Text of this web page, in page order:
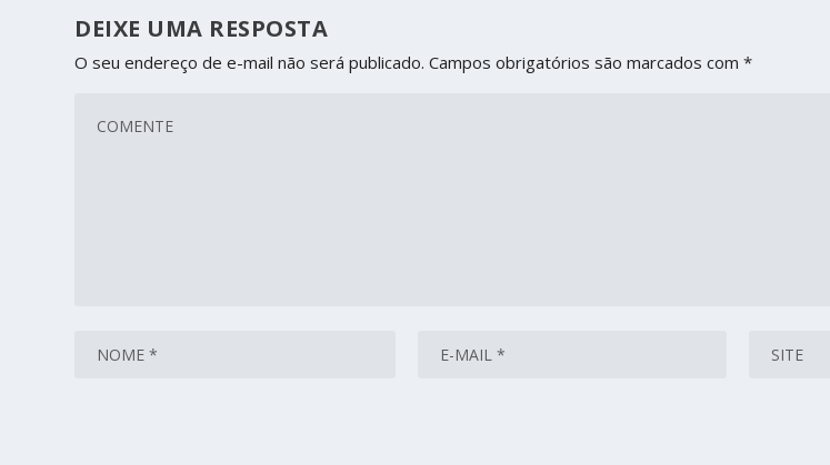
DEIXE UMA RESPOSTA
O seu endereço de e-mail não será publicado. Campos obrigatórios são marcados com*